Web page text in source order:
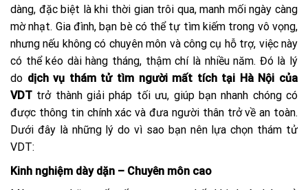
dàng, đặc biệt là khi thời gian trôi qua, manh mối ngày càng
mờ nhạt. Gia đình, bạn bè có thể tự tìm kiếm trong vô vọng,
nhưng nếu không có chuyên môn và công cụ hỗ trợ, việc này
có thể kéo dài hàng tháng, thậm chí là nhiều năm. Đó là lý
do dịch vụ thám tử tìm người mất tích tại Hà Nội của
VDT trở thành giải pháp tối ưu, giúp bạn nhanh chóng có
được thông tin chính xác và đưa người thân trở về an toàn.
Dưới đây là những lý do vì sao bạn nên lựa chọn thám tử
VDT:
Kinh nghiệm dày dặn – Chuyên môn cao